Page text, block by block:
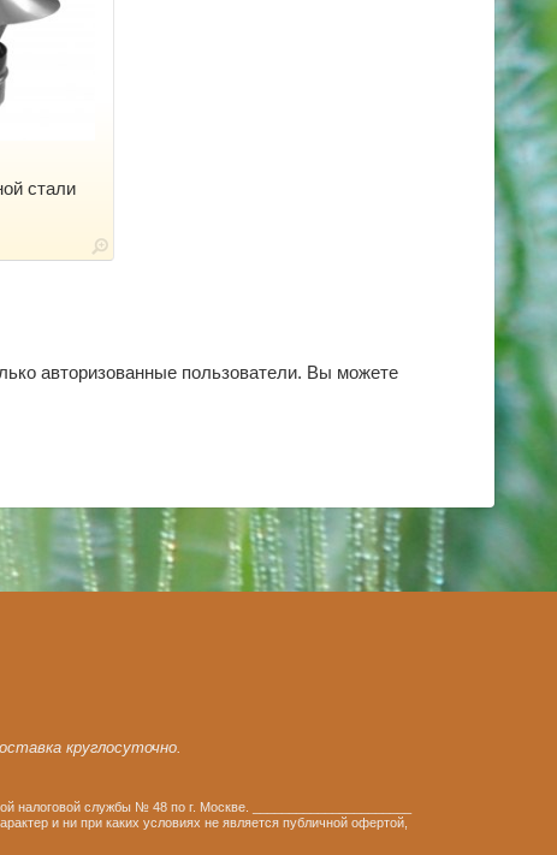
стали
авторизованные пользователи. Вы можете
круглосуточно.
налоговой службы № 48 по г. Москве. ______________________
и ни при каких условиях не является публичной офертой,